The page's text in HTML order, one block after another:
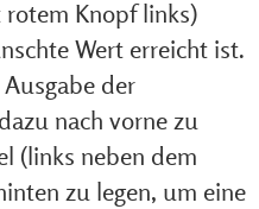
Knopf links)
Wert erreicht ist.
der
nach vorne zu
(links neben dem
zu legen, um eine